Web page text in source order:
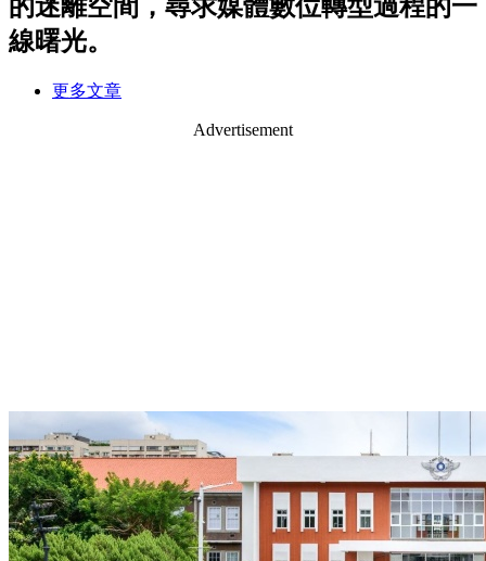
的迷離空間，尋求媒體數位轉型過程的一
線曙光。
更多文章
Advertisement